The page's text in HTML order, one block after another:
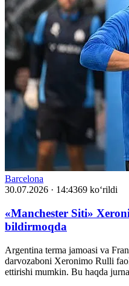
Barcelona
30.07.2026 · 14:4369 ko‘rildi
«Manchester Siti»
bildirmoqda
Argentina terma jamoasi va
darvozaboni Xeronimo Rulli
ettirishi mumkin. Bu haqda